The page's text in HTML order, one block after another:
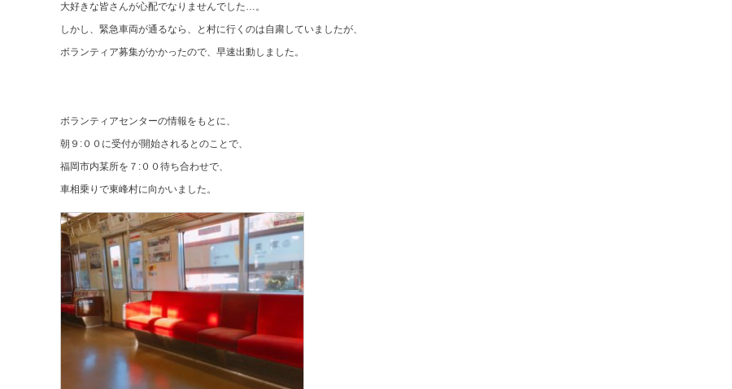
大好きな皆さんが心配でなりませんでした…。
しかし、緊急車両が通るなら、と村に行くのは自粛していましたが、
ボランティア募集がかかったので、早速出動しました。
ボランティアセンターの情報をもとに、
朝９:００に受付が開始されるとのことで、
福岡市内某所を７:００待ち合わせで、
車相乗りで東峰村に向かいました。